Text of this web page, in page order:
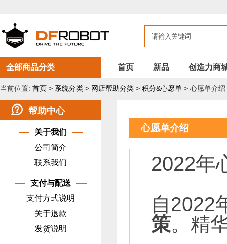
全部商品分类 首页 新品 创造力商
当前位置: 首页 > 系统分类 > 网店帮助分类 > 积分&心愿单 > 心愿单介绍
帮助中心
关于我们
公司简介
联系我们
支付与配送
支付方式说明
关于退款
发货说明
心愿单介绍
2022年
自2022
策。精